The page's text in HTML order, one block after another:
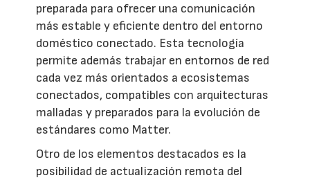
preparada para ofrecer una comunicación
más estable y eficiente dentro del entorno
doméstico conectado. Esta tecnología
permite además trabajar en entornos de red
cada vez más orientados a ecosistemas
conectados, compatibles con arquitecturas
malladas y preparados para la evolución de
estándares como Matter.
Otro de los elementos destacados es la
posibilidad de actualización remota del